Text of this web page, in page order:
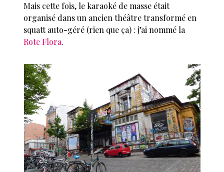
Mais cette fois, le karaoké de masse était
organisé dans un ancien théâtre transformé en
squatt auto-géré (rien que ça) : j’ai nommé la
Rote Flora.